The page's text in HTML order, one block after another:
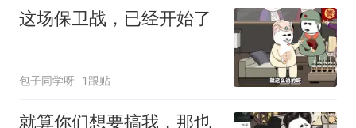
这场保卫战，已经开始了
包子同学呀 1跟贴
就算你们想要搞我，那也